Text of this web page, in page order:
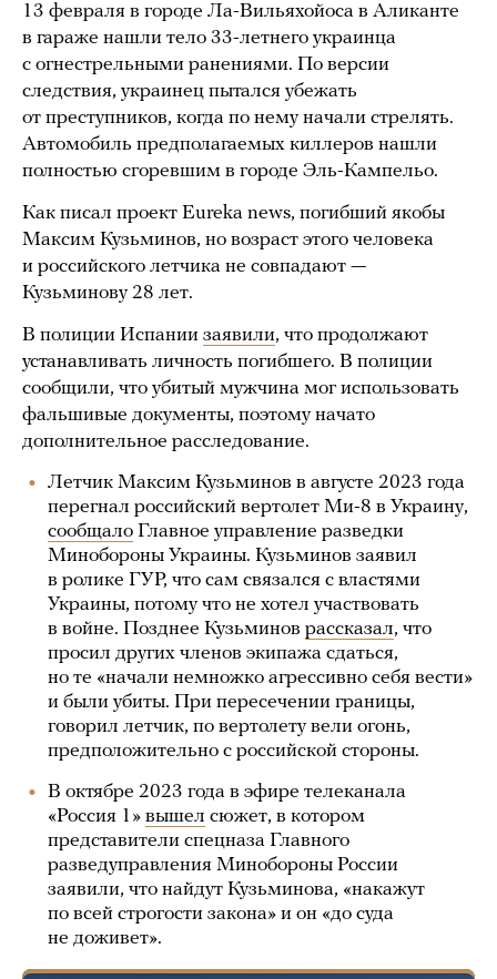
13 февраля в городе Ла-Вильяхойоса в Аликанте
в гараже нашли тело 33-летнего украинца
с огнестрельными ранениями. По версии
следствия, украинец пытался убежать
от преступников, когда по нему начали стрелять.
Автомобиль предполагаемых киллеров нашли
полностью сгоревшим в городе Эль-Кампельо.
Как писал проект Eureka news, погибший якобы
Максим Кузьминов, но возраст этого человека
и российского летчика не совпадают —
Кузьминову 28 лет.
В полиции Испании заявили, что продолжают
устанавливать личность погибшего. В полиции
сообщили, что убитый мужчина мог использовать
фальшивые документы, поэтому начато
дополнительное расследование.
Летчик Максим Кузьминов в августе 2023 года
перегнал российский вертолет Ми-8 в Украину,
сообщало Главное управление разведки
Минобороны Украины. Кузьминов заявил
в ролике ГУР, что сам связался с властями
Украины, потому что не хотел участвовать
в войне. Позднее Кузьминов рассказал, что
просил других членов экипажа сдаться,
но те «начали немножко агрессивно себя вести»
и были убиты. При пересечении границы,
говорил летчик, по вертолету вели огонь,
предположительно с российской стороны.
В октябре 2023 года в эфире телеканала
«Россия 1» вышел сюжет, в котором
представители спецназа Главного
разведуправления Минобороны России
заявили, что найдут Кузьминова, «накажут
по всей строгости закона» и он «до суда
не доживет».